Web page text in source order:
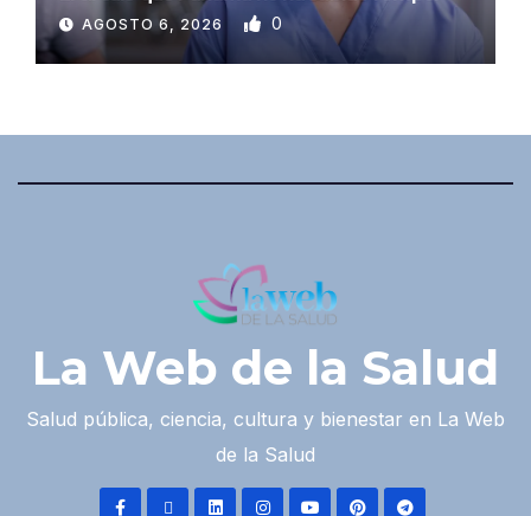
AGOSTO 6, 2026 0
La Web de la Salud
Salud pública, ciencia, cultura y bienestar en La Web
de la Salud